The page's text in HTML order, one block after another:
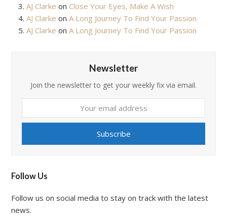
AJ Clarke on Close Your Eyes, Make A Wish
AJ Clarke onA Long Journey To Find Your Passion
AJ Clarke onA Long Journey To Find Your Passion
Newsletter
Join the newsletter to get your weekly fix via email.
email
Subscribe
Follow Us
Follow us on social media to stay on track with the latest
news.